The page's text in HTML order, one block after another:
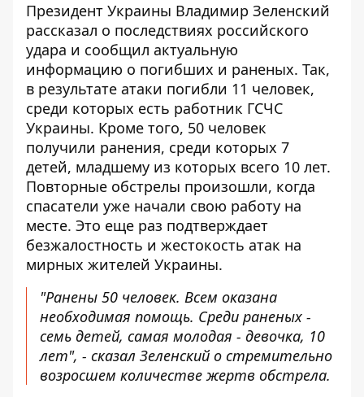
Президент Украины Владимир Зеленский
рассказал о последствиях российского
удара и сообщил актуальную
информацию о погибших и раненых. Так,
в результате атаки погибли 11 человек,
среди которых есть работник ГСЧС
Украины. Кроме того, 50 человек
получили ранения, среди которых 7
детей, младшему из которых всего 10 лет.
Повторные обстрелы произошли, когда
спасатели уже начали свою работу на
месте. Это еще раз подтверждает
безжалостность и жестокость атак на
мирных жителей Украины.
"Ранены 50 человек. Всем оказана
необходимая помощь. Среди раненых -
семь детей, самая молодая - девочка, 10
лет", - сказал Зеленский о стремительно
возросшем количестве жертв обстрела.